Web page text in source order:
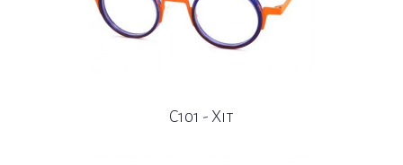
C101 - Xit